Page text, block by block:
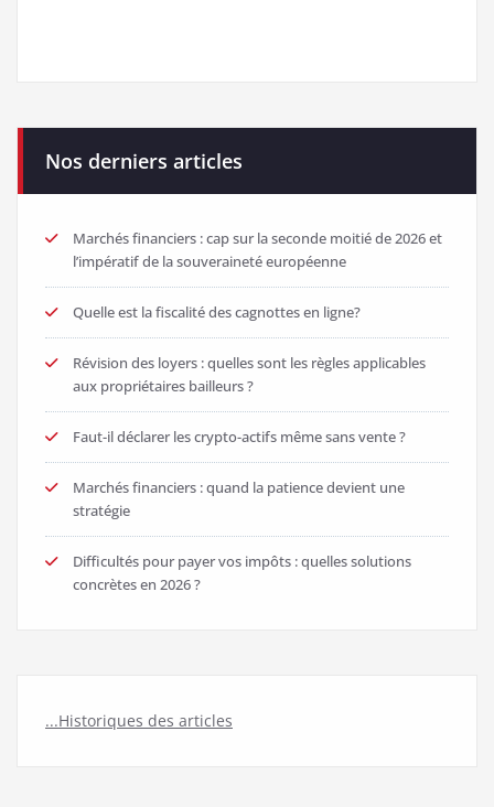
Nos derniers articles
Marchés financiers : cap sur la seconde moitié de 2026 et
l’impératif de la souveraineté européenne
Quelle est la fiscalité des cagnottes en ligne?
Révision des loyers : quelles sont les règles applicables
aux propriétaires bailleurs ?
Faut-il déclarer les crypto-actifs même sans vente ?
Marchés financiers : quand la patience devient une
stratégie
Difficultés pour payer vos impôts : quelles solutions
concrètes en 2026 ?
...Historiques des articles